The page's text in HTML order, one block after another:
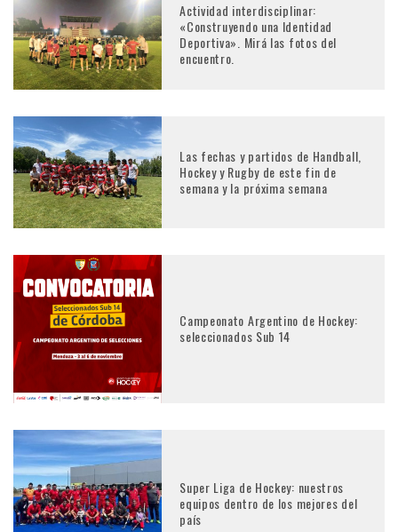
Actividad interdisciplinar:
«Construyendo una Identidad
Deportiva». Mirá las fotos del
encuentro.
Las fechas y partidos de Handball,
Hockey y Rugby de este fin de
semana y la próxima semana
Campeonato Argentino de Hockey:
seleccionados Sub 14
Super Liga de Hockey: nuestros
equipos dentro de los mejores del
país